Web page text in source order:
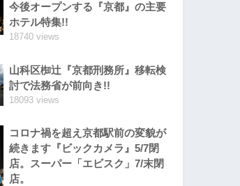
今後オープンする『京都』の主要
ホテル特集!!
18740 views
山科区椥辻『京都刑務所』移転検
討で法務省が前向き!!
18093 views
コロナ禍を超え京都駅前の変貌が
続きます『ビックカメラ』5/7閉
店。スーパー「エビスク」7/末閉
店。